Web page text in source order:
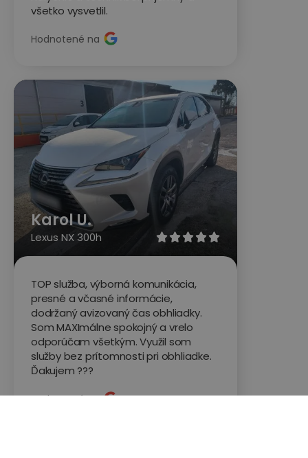
všetko vysvetlil.
Hodnotené na

Karol U.
Lexus NX 300h
TOP služba, výborná komunikácia,
presné a včasné informácie,
dodržaný avizovaný čas obhliadky.
Som MAXImálne spokojný a vrelo
odporúčam všetkým. Využil som
služby bez prítomnosti pri obhliadke.
Ďakujem ???
Hodnotené na